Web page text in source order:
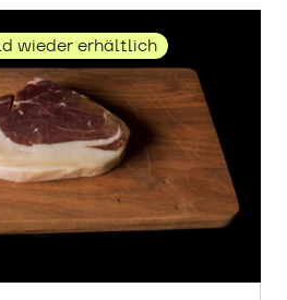
wieder erhältlich